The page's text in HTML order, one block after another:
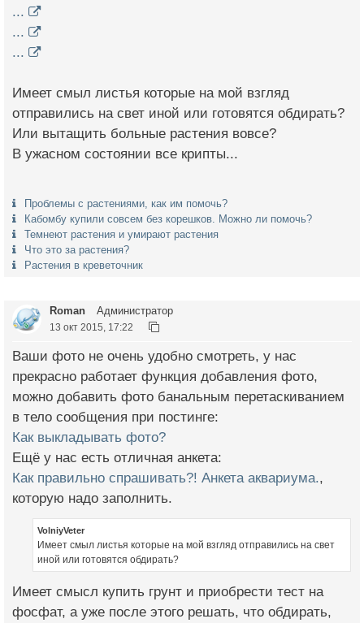
...
...
...
Имеет смыл листья которые на мой взгляд
отправились на свет иной или готовятся обдирать?
Или вытащить больные растения вовсе?
В ужасном состоянии все крипты...
Проблемы с растениями, как им помочь?
Кабомбу купили совсем без корешков. Можно ли помочь?
Темнеют растения и умирают растения
Что это за растения?
Растения в креветочник
Roman Администратор
13 окт 2015, 17:22
Ваши фото не очень удобно смотреть, у нас
прекрасно работает функция добавления фото,
можно добавить фото банальным перетаскиванием
в тело сообщения при постинге:
Как выкладывать фото?
Ещё у нас есть отличная анкета:
Как правильно спрашивать?! Анкета аквариума.,
которую надо заполнить.
VolniyVeter
Имеет смыл листья которые на мой взгляд отправились на свет
иной или готовятся обдирать?
Имеет смысл купить грунт и приобрести тест на
фосфат, а уже после этого решать, что обдирать,